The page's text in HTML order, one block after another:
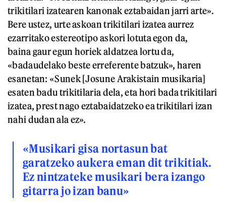
trikitilari izatearen kanonak eztabaidan jarri arte».
Bere ustez, urte askoan trikitilari izatea aurrez
ezarritako estereotipo askori lotuta egon da,
baina gaur egun horiek aldatzea lortu da,
«badaudelako beste erreferente batzuk», haren
esanetan: «Sunek [Josune Arakistain musikaria]
esaten badu trikitilaria dela, eta hori bada trikitilari
izatea, prest nago eztabaidatzeko ea trikitilari izan
nahi dudan ala ez».
«Musikari gisa nortasun bat
garatzeko aukera eman dit trikitiak.
Ez nintzateke musikari bera izango
gitarra jo izan banu»